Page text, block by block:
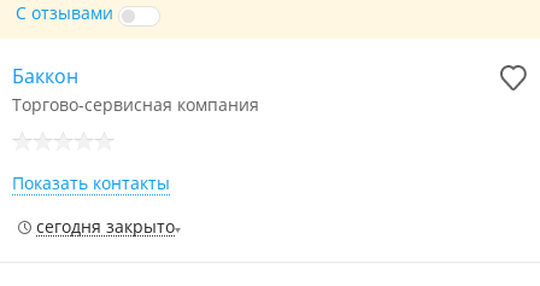
С отзывами
Баккон
Торгово-сервисная компания
Показать контакты
сегодня закрыто